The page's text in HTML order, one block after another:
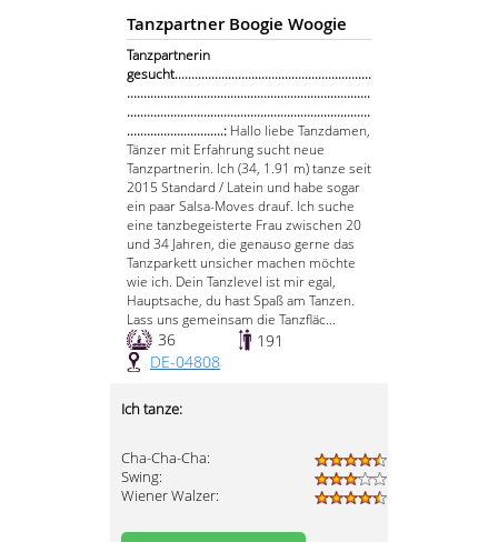
Tanzpartner Boogie Woogie
Tanzpartnerin
gesucht...........................................................
.........................................................................
.........................................................................
.............................: Hallo liebe Tanzdamen,
Tänzer mit Erfahrung sucht neue
Tanzpartnerin. Ich (34, 1.91 m) tanze seit
2015 Standard / Latein und habe sogar
ein paar Salsa-Moves drauf. Ich suche
eine tanzbegeisterte Frau zwischen 20
und 34 Jahren, die genauso gerne das
Tanzparkett unsicher machen möchte
wie ich. Dein Tanzlevel ist mir egal,
Hauptsache, du hast Spaß am Tanzen.
Lass uns gemeinsam die Tanzfläc...
36
191
DE-04808
Ich tanze:
Cha-Cha-Cha:
Swing:
Wiener Walzer: